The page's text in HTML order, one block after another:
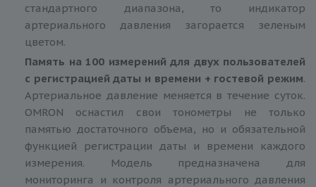
стандартного диапазона, то индикатор
артериального давления загорается зеленым
цветом.
Память на 100 измерений для двух пользователей
с регистрацией даты и времени + гостевой режим.
Артериальное давление меняется в течение суток.
OMRON оснастил свои тонометры не только
памятью достаточного объема, но и обязательной
функцией регистрации даты и времени каждого
измерения. Модель предназначена для
мониторинга и контроля артериального давления